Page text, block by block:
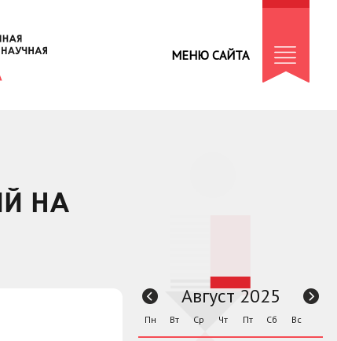
МЕНЮ САЙТА
НА
Август 2025
Пн Вт Ср Чт Пт Сб Вс